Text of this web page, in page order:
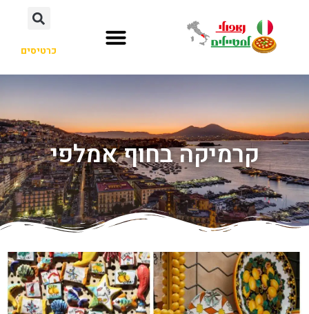
כרטיסים
קרמיקה בחוף אמלפי